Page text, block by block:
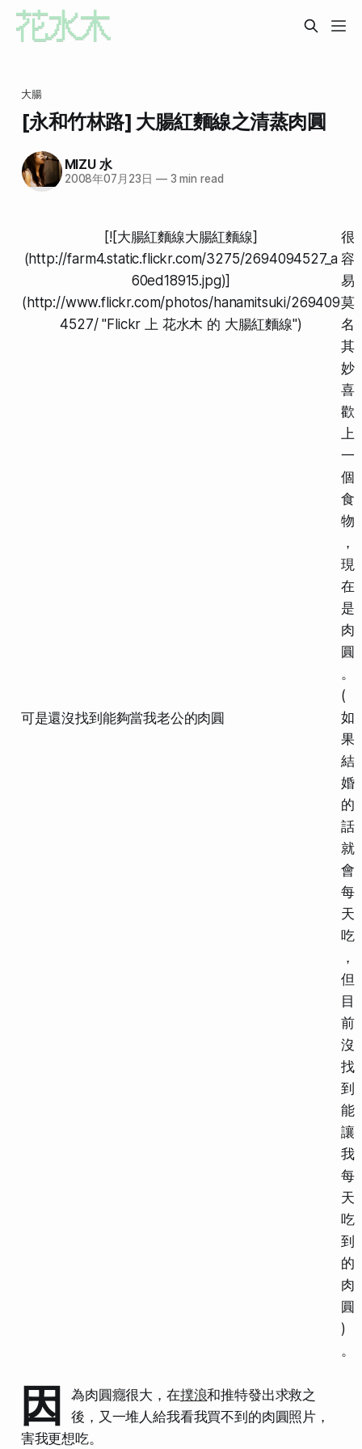
大腸
[永和竹林路] 大腸紅麵線之清蒸肉圓
MIZU 水
2008年07月23日 —3 min read
[![大腸紅麵線大腸紅麵線]
(http://farm4.static.flickr.com/3275/2694094527_a
60ed18915.jpg)]
(http://www.flickr.com/photos/hanamitsuki/269409
4527/ "Flickr 上 花水木 的 大腸紅麵線")
很
容
易
莫
名
其
妙
喜
歡
上
一
個
食
物
，
現
在
是
肉
圓
。
可是還沒找到能夠當我老公的肉圓
(
如
果
結
婚
的
話
就
會
每
天
吃
，
但
目
前
沒
找
到
能
讓
我
每
天
吃
到
的
肉
圓
)
。
因 為肉圓癮很大，在撲浪和推特發出求救之
後，又一堆人給我看我買不到的肉圓照片，
害我更想吃。